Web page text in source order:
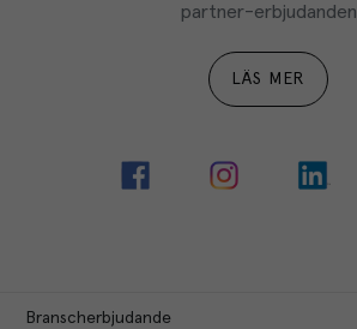
partner-erbjudanden
LÄS MER
Branscherbjudande